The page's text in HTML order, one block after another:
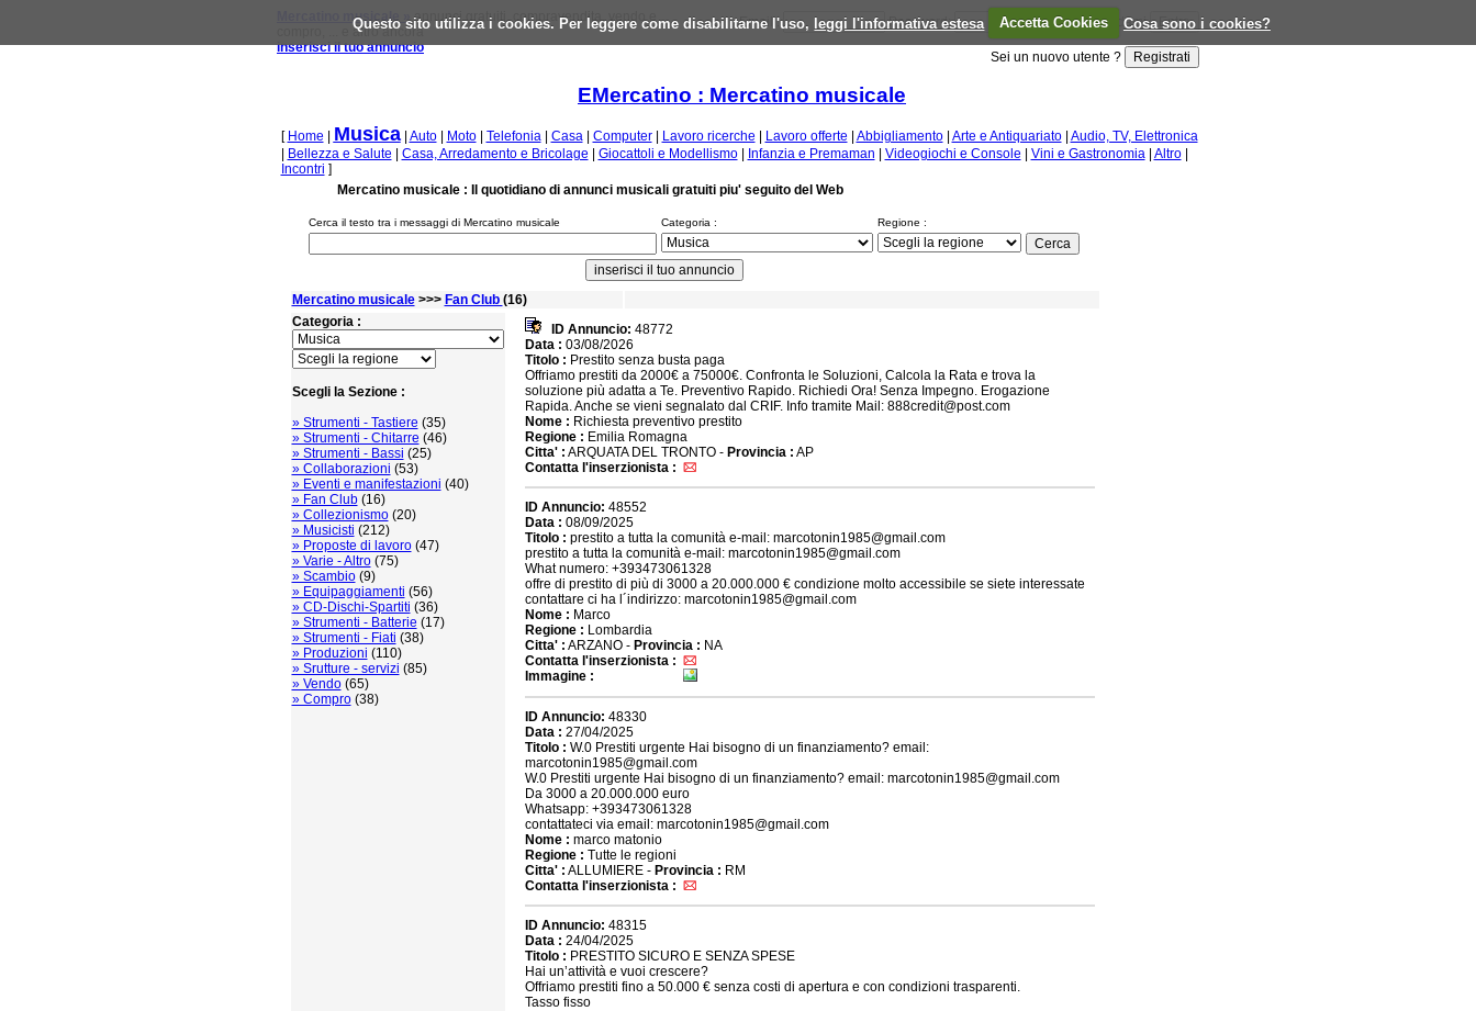
Questo sito utilizza i cookies. Per leggere come disabilitarne l'uso, leggi l'informativa estesa Accetta Cookies Cosa sono i cookies?
Mercatino musicale » annunci gratuiti, compravendita, vendo e
compro, ... e altro ancora
inserisci il tuo annuncio
Email : Password: Ricordami
Sei un nuovo utente ?
EMercatino : Mercatino musicale
[ Home Musica| Auto| Moto| Telefonia| Casa| Computer| Lavoro ricerche Lavoro offerte Abbigliamento| Arte e Antiquariato| Audio, TV, Elettronica
Bellezza e Salute Casa, Arredamento e Bricolage Giocattoli e Modellismo| Infanzia e Premaman Videogiochi e Console Vini e Gastronomia| Altro|
Incontri ]
Mercatino musicale : Il quotidiano di annunci musicali gratuiti piu' seguito del Web
Cerca il testo tra i messaggi di Mercatino musicale Categoria : Regione :
Mercatino musicale>>> Fan Club (16)
Categoria :
Scegli la Sezione :
» Strumenti - Tastiere (35)
» Strumenti - Chitarre (46)
» Strumenti - Bassi (25)
» Collaborazioni (53)
» Eventi e manifestazioni (40)
» Fan Club(16)
» Collezionismo(20)
» Musicisti (212)
» Proposte di lavoro(47)
» Varie - Altro(75)
» Scambio(9)
» Equipaggiamenti (56)
» CD-Dischi-Spartiti (36)
» Strumenti - Batterie (17)
» Strumenti - Fiati (38)
» Produzioni (110)
» Srutture - servizi (85)
» Vendo(65)
» Compro(38)
ID Annuncio: 48772
Data : 03/08/2026
Titolo : Prestito senza busta paga
Offriamo prestiti da 2000€ a 75000€. Confronta le Soluzioni, Calcola la Rata e trova la
soluzione più adatta a Te. Preventivo Rapido. Richiedi Ora! Senza Impegno. Erogazione
Rapida. Anche se vieni segnalato dal CRIF. Info tramite Mail: 888credit@post.com
Nome : Richiesta preventivo prestito
Regione : Emilia Romagna
Citta' : ARQUATA DEL TRONTO - Provincia : AP
Contatta l'inserzionista :
ID Annuncio: 48552
Data : 08/09/2025
Titolo : prestito a tutta la comunità e-mail: marcotonin1985@gmail.com
prestito a tutta la comunità e-mail: marcotonin1985@gmail.com
What numero: +393473061328
offre di prestito di più di 3000 a 20.000.000 € condizione molto accessibile se siete interessate
contattare ci ha l´indirizzo: marcotonin1985@gmail.com
Nome : Marco
Regione : Lombardia
Citta' : ARZANO - Provincia : NA
Contatta l'inserzionista :
Immagine :
ID Annuncio: 48330
Data : 27/04/2025
Titolo : W.0 Prestiti urgente Hai bisogno di un finanziamento? email:
marcotonin1985@gmail.com
W.0 Prestiti urgente Hai bisogno di un finanziamento? email: marcotonin1985@gmail.com
Da 3000 a 20.000.000 euro
Whatsapp: +393473061328
contattateci via email: marcotonin1985@gmail.com
Nome : marco matonio
Regione : Tutte le regioni
Citta' : ALLUMIERE - Provincia : RM
Contatta l'inserzionista :
ID Annuncio: 48315
Data : 24/04/2025
Titolo : PRESTITO SICURO E SENZA SPESE
Hai un’attività e vuoi crescere?
Offriamo prestiti fino a 50.000 € senza costi di apertura e con condizioni trasparenti.
Tasso fisso